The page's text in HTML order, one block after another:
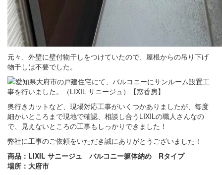
元々、外壁に壁付物干しをつけていたので、屋根からの吊り下げ
物干しは不要でした。
奥行きカットなど、現場対応工事がいくつかありましたが、毎度
細かいところまで現地で確認、相談し合うLIXILの職人さんなの
で、見えないところの工事もしっかりできました！
弊社に工事のご依頼をいただき誠にありがとうございました！
商品：LIXIL サニージュ バルコニー躯体納め Rタイプ
場所：大府市